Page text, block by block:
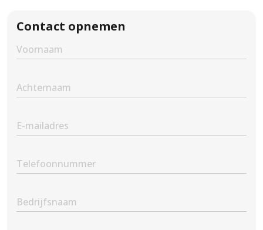
Contact opnemen
First
Name(Vereist)
Second
Name(Vereist)
Email(Vereist)
Phone(Vereist)
Company
Name